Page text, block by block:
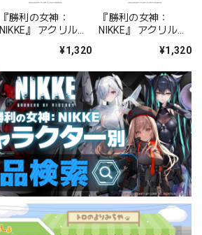
『勝利の女神：
NIKKE』 アクリルス
ォーチュンメイト
¥1,320
『勝利の女神：
NIKKE』 アクリルス
シャープレッスン
¥1,320